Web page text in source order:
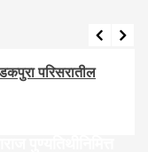
परिसरातील